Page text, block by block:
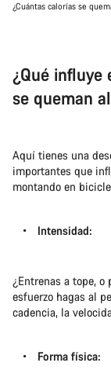
¿Cuántas calorías se
¿Qué influye
se queman
Aquí tienes una
importantes que
montando en
Intensidad:
¿Entrenas a tope,
esfuerzo hagas al
cadencia, la
Forma física: